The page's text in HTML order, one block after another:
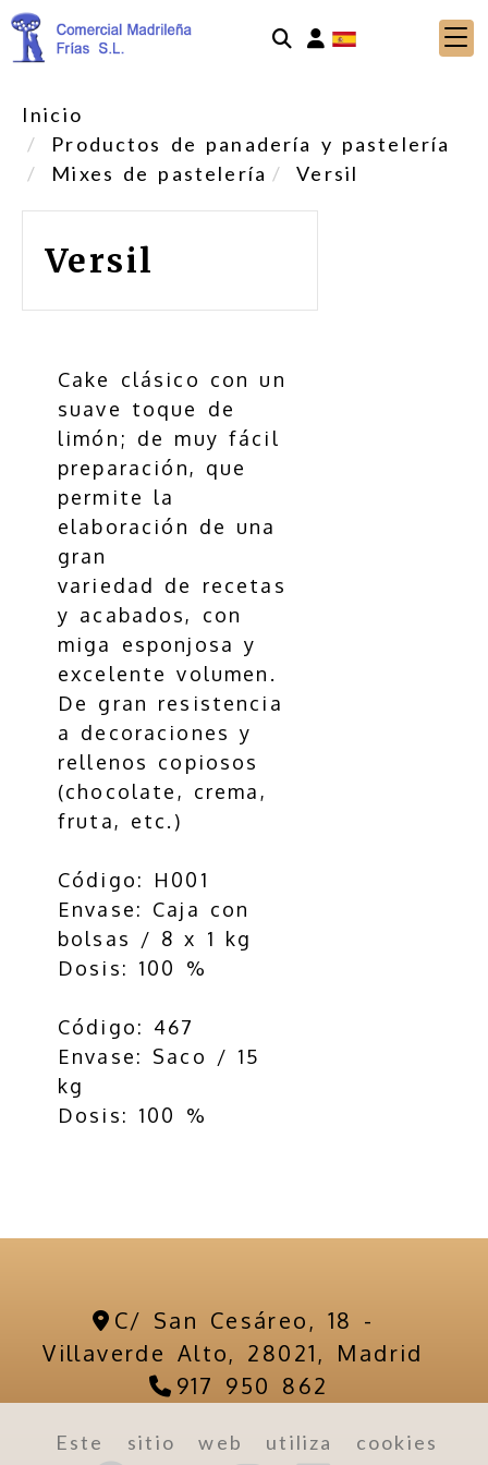
Este sitio web utiliza cookies
Identifícate
Inicio
Productos de panadería y pastelería
Mixes de pastelería
Versil
Versil
Cake clásico con un
suave toque de
limón; de muy fácil
preparación, que
permite la
elaboración de una
gran
variedad de recetas
y acabados, con
miga esponjosa y
excelente volumen.
De gran resistencia
a decoraciones y
rellenos copiosos
(chocolate, crema,
fruta, etc.)
Código: H001
Envase: Caja con
bolsas / 8 x 1 kg
Dosis: 100 %
Código: 467
Envase: Saco / 15
kg
Dosis: 100 %
C/ San Cesáreo, 18 -
Villaverde Alto, 28021, Madrid
917 950 862